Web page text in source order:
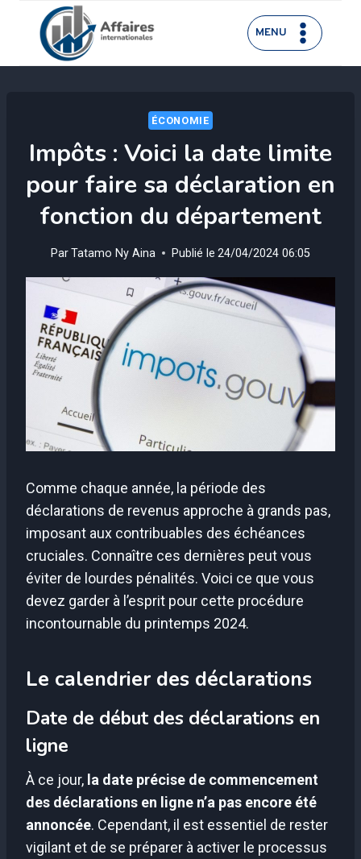
contenu
MENU
ÉCONOMIE
Impôts : Voici la date limite
pour faire sa déclaration en
fonction du département
ParTatamo Ny Aina Publié le 24/04/2024 06:05
Comme chaque année, la période des
déclarations de revenus approche à grands pas,
imposant aux contribuables des échéances
cruciales. Connaître ces dernières peut vous
éviter de lourdes pénalités. Voici ce que vous
devez garder à l’esprit pour cette procédure
incontournable du printemps 2024.
Le calendrier des déclarations
Date de début des déclarations en
ligne
À ce jour, la date précise de commencement
des déclarations en ligne n’a pas encore été
annoncée. Cependant, il est essentiel de rester
vigilant et de se préparer à activer le processus